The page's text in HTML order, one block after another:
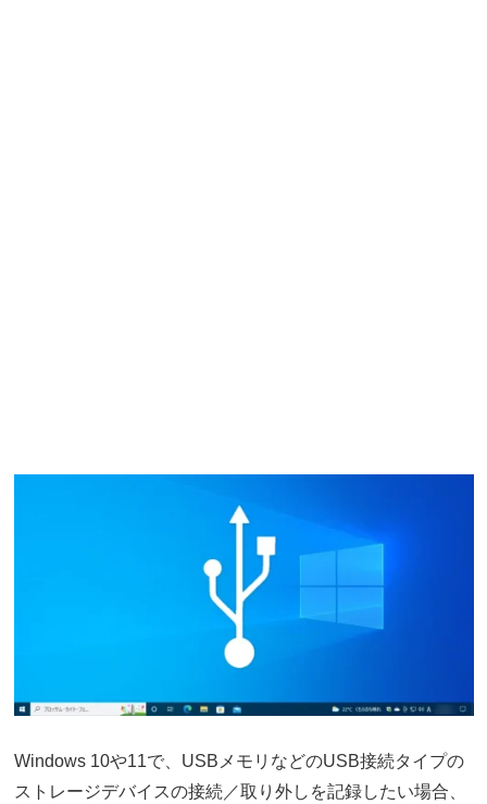
Windows 10や11で、USBメモリなどのUSB接続タイプの
ストレージデバイスの接続／取り外しを記録したい場合、